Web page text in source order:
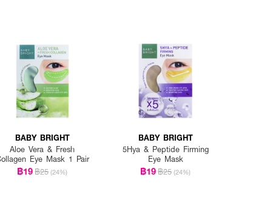
BABY BRIGHT
Aloe Vera & Fresh
Eye Mask 1 Pair
฿19฿25 (24%)
BABY BRIGHT
5Hya & Peptide Firming
Eye Mask
฿19฿25 (24%)